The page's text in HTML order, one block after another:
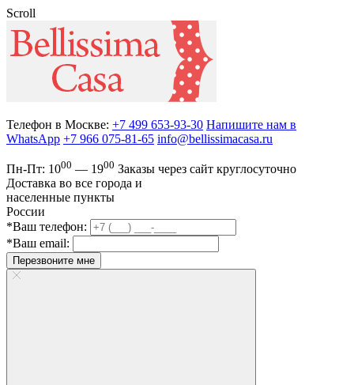
Scroll
Телефон в Москве: +7 499 653-93-30 Напишите нам в
WhatsApp +7 966 075-81-65 info@bellissimacasa.ru
Пн-Пт: 1000 — 1900 Заказы через сайт круглосуточно
Доставка во все города и
населенные пункты
России
*Ваш телефон:
*Ваш email:
Перезвоните мне